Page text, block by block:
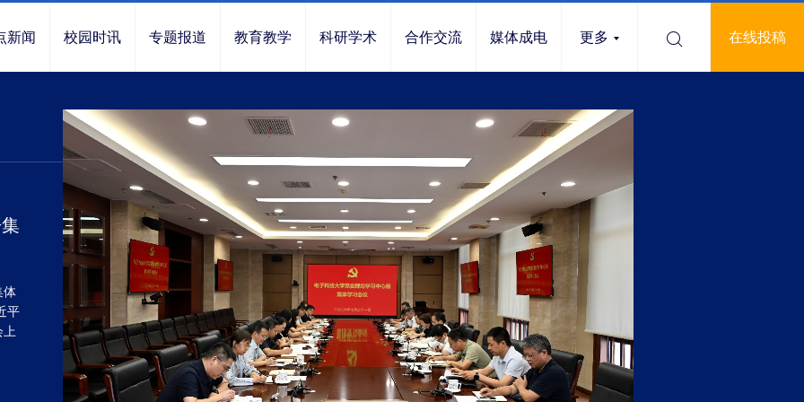
新闻 校园时讯 专题报道 教育教学 科研学术 合作交流 媒体成电 更多 在线投稿
体
平
上